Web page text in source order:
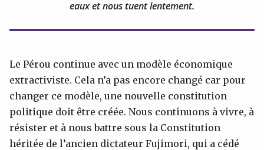
eaux et nous tuent lentement.
Le Pérou continue avec un modèle économique
extractiviste. Cela n’a pas encore changé car pour
changer ce modèle, une nouvelle constitution
politique doit être créée. Nous continuons à vivre, à
résister et à nous battre sous la Constitution
héritée de l’ancien dictateur Fujimori, qui a cédé